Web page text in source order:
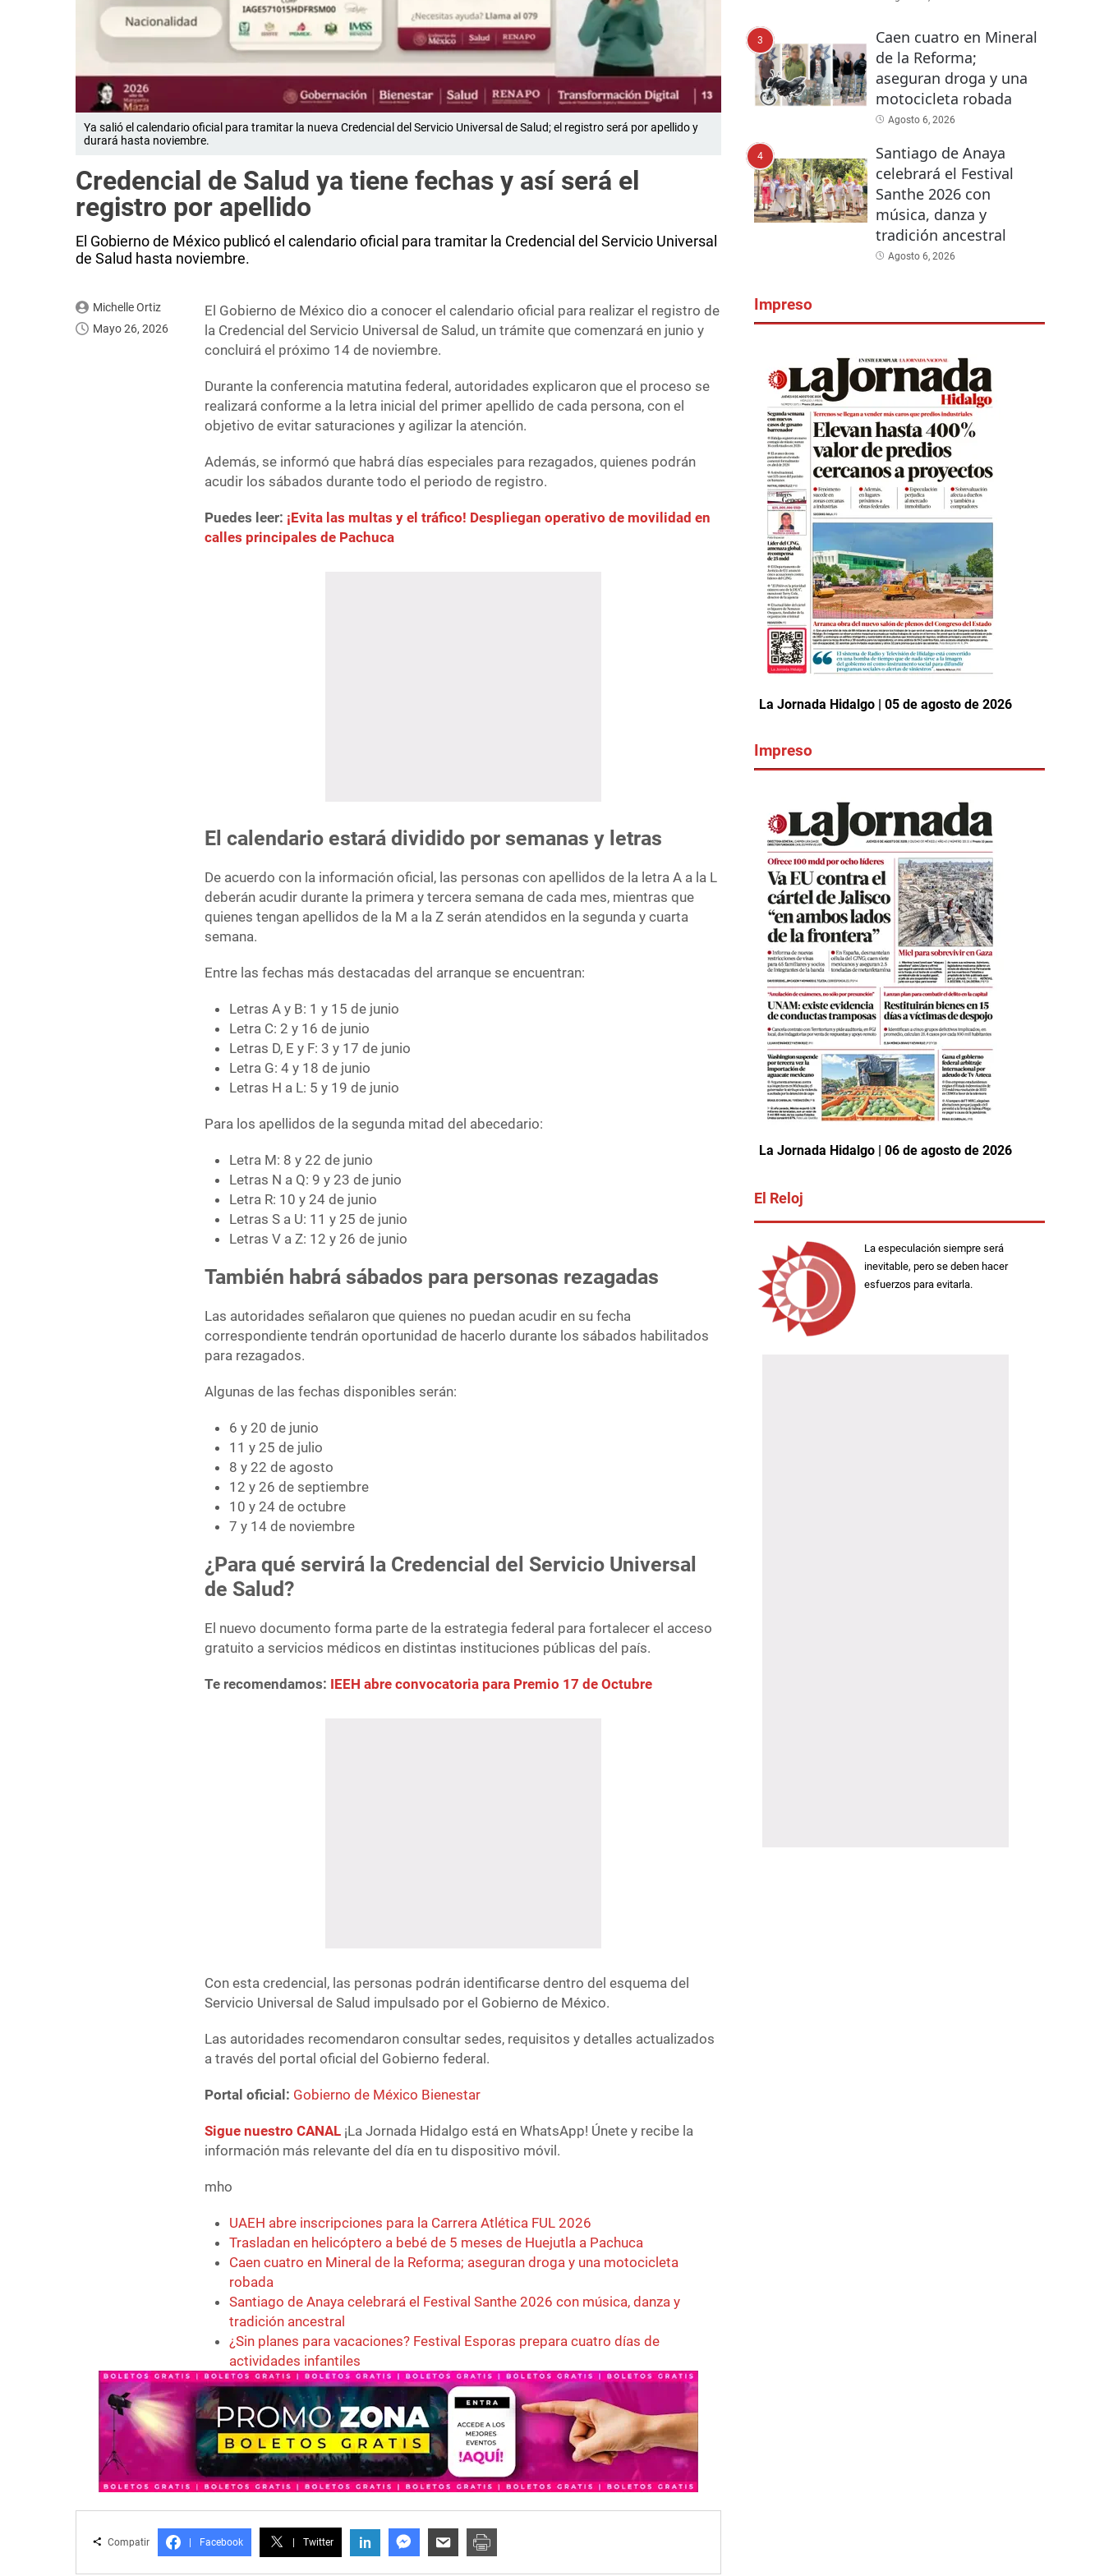
Ya salió el calendario oficial para tramitar la nueva Credencial del Servicio Universal de Salud; el registro será por apellido y
durará hasta noviembre.
Credencial de Salud ya tiene fechas y así será el
registro por apellido
El Gobierno de México publicó el calendario oficial para tramitar la Credencial del Servicio Universal
de Salud hasta noviembre.
Michelle Ortiz
Mayo 26, 2026
El Gobierno de México dio a conocer el calendario oficial para realizar el registro de
la Credencial del Servicio Universal de Salud, un trámite que comenzará en junio y
concluirá el próximo 14 de noviembre.
Durante la conferencia matutina federal, autoridades explicaron que el proceso se
realizará conforme a la letra inicial del primer apellido de cada persona, con el
objetivo de evitar saturaciones y agilizar la atención.
Además, se informó que habrá días especiales para rezagados, quienes podrán
acudir los sábados durante todo el periodo de registro.
Puedes leer: ¡Evita las multas y el tráfico! Despliegan operativo de movilidad en
calles principales de Pachuca
El calendario estará dividido por semanas y letras
De acuerdo con la información oficial, las personas con apellidos de la letra A a la L
deberán acudir durante la primera y tercera semana de cada mes, mientras que
quienes tengan apellidos de la M a la Z serán atendidos en la segunda y cuarta
semana.
Entre las fechas más destacadas del arranque se encuentran:
Letras A y B: 1 y 15 de junio
Letra C: 2 y 16 de junio
Letras D, E y F: 3 y 17 de junio
Letra G: 4 y 18 de junio
Letras H a L: 5 y 19 de junio
Para los apellidos de la segunda mitad del abecedario:
Letra M: 8 y 22 de junio
Letras N a Q: 9 y 23 de junio
Letra R: 10 y 24 de junio
Letras S a U: 11 y 25 de junio
Letras V a Z: 12 y 26 de junio
También habrá sábados para personas rezagadas
Las autoridades señalaron que quienes no puedan acudir en su fecha
correspondiente tendrán oportunidad de hacerlo durante los sábados habilitados
para rezagados.
Algunas de las fechas disponibles serán:
6 y 20 de junio
11 y 25 de julio
8 y 22 de agosto
12 y 26 de septiembre
10 y 24 de octubre
7 y 14 de noviembre
¿Para qué servirá la Credencial del Servicio Universal
de Salud?
El nuevo documento forma parte de la estrategia federal para fortalecer el acceso
gratuito a servicios médicos en distintas instituciones públicas del país.
Te recomendamos: IEEH abre convocatoria para Premio 17 de Octubre
Con esta credencial, las personas podrán identificarse dentro del esquema del
Servicio Universal de Salud impulsado por el Gobierno de México.
Las autoridades recomendaron consultar sedes, requisitos y detalles actualizados
a través del portal oficial del Gobierno federal.
Portal oficial: Gobierno de México Bienestar
Sigue nuestro CANAL ¡La Jornada Hidalgo está en WhatsApp! Únete y recibe la
información más relevante del día en tu dispositivo móvil.
mho
UAEH abre inscripciones para la Carrera Atlética FUL 2026
Trasladan en helicóptero a bebé de 5 meses de Huejutla a Pachuca
Caen cuatro en Mineral de la Reforma; aseguran droga y una motocicleta
robada
Santiago de Anaya celebrará el Festival Santhe 2026 con música, danza y
tradición ancestral
¿Sin planes para vacaciones? Festival Esporas prepara cuatro días de
actividades infantiles
Compatir Facebook Twitter in
3
Caen cuatro en Mineral
de la Reforma;
aseguran droga y una
motocicleta robada
Agosto 6, 2026
4
Santiago de Anaya
celebrará el Festival
Santhe 2026 con
música, danza y
tradición ancestral
Agosto 6, 2026
Impreso
La Jornada Hidalgo | 05 de agosto de 2026
Impreso
La Jornada Hidalgo | 06 de agosto de 2026
El Reloj
La especulación siempre será
inevitable, pero se deben hacer
esfuerzos para evitarla.